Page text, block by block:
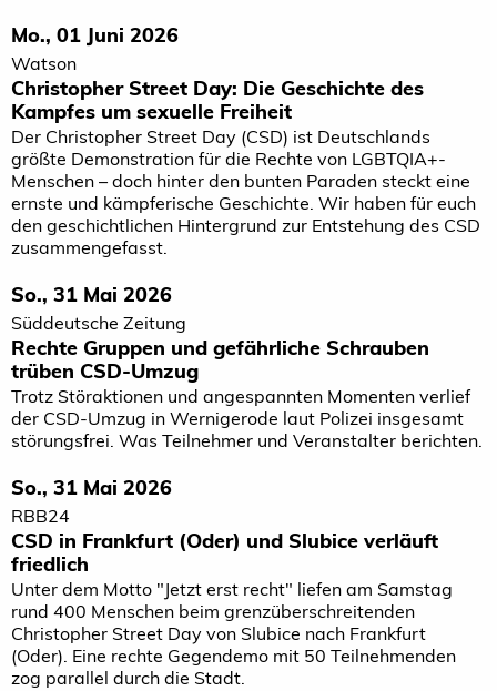
Mo., 01 Juni 2026
Watson
Christopher Street Day: Die Geschichte des
Kampfes um sexuelle Freiheit
Der Christopher Street Day (CSD) ist Deutschlands
größte Demonstration für die Rechte von LGBTQIA+-
Menschen – doch hinter den bunten Paraden steckt eine
ernste und kämpferische Geschichte. Wir haben für euch
den geschichtlichen Hintergrund zur Entstehung des CSD
zusammengefasst.
So., 31 Mai 2026
Süddeutsche Zeitung
Rechte Gruppen und gefährliche Schrauben
trüben CSD-Umzug
Trotz Störaktionen und angespannten Momenten verlief
der CSD-Umzug in Wernigerode laut Polizei insgesamt
störungsfrei. Was Teilnehmer und Veranstalter berichten.
So., 31 Mai 2026
RBB24
CSD in Frankfurt (Oder) und Slubice verläuft
friedlich
Unter dem Motto "Jetzt erst recht" liefen am Samstag
rund 400 Menschen beim grenzüberschreitenden
Christopher Street Day von Slubice nach Frankfurt
(Oder). Eine rechte Gegendemo mit 50 Teilnehmenden
zog parallel durch die Stadt.